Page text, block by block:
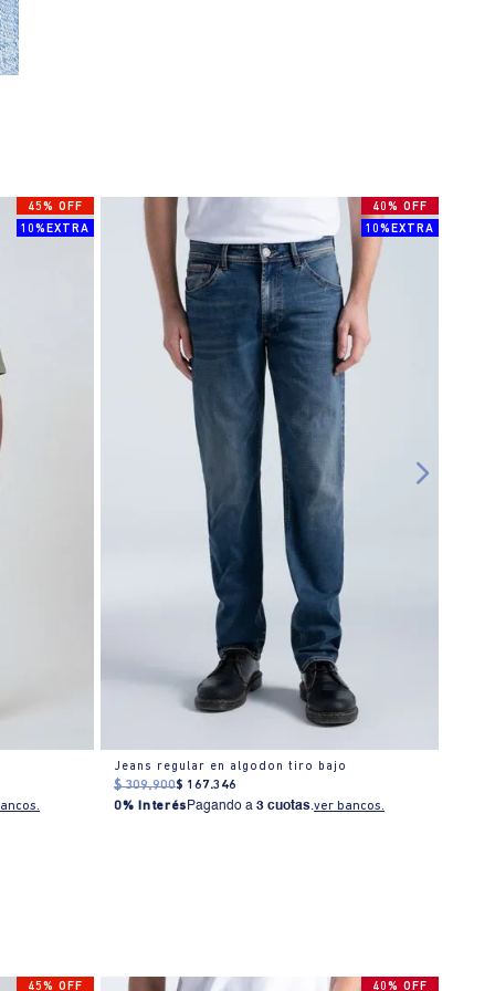
45% OFF
10%EXTRA
40% OFF
10%EXTRA
Jeans regular en algodon tiro bajo
$ 309.900$ 167.346
0% Interés Pagando a3 cuotas.ver bancos.
45% OFF 40% OFF